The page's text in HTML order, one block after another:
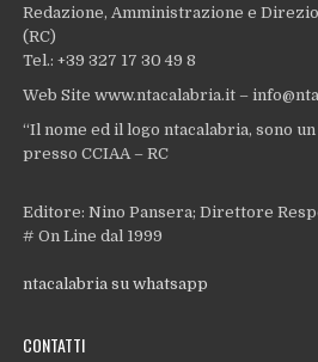
Redazione, Amministrazione e
(RC)
Tel.: +39 327 17 30 49 8
Web Site www.ntacalabria.it –
“Il nome ed il logo ntacalabria, sono
presso CCIAA – RC
Editore: Nino Pansera; Direttore
# On Line dal 1999
ntacalabria su whatsapp
CONTATTI